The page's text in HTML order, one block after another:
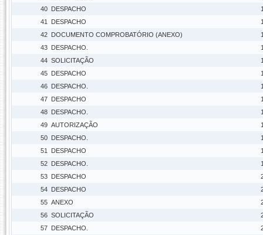
40 DESPACHO
41
DESPACHO
42 DOCUMENTO COMPROBATÓRIO (ANEXO)
43 DESPACHO.
44 SOLICITAÇÃO
45 DESPACHO
46 DESPACHO.
47 DESPACHO
48 DESPACHO.
49 AUTORIZAÇÃO
50 DESPACHO.
51
DESPACHO
52 DESPACHO.
53 DESPACHO
54 DESPACHO
55 ANEXO
56 SOLICITAÇÃO
57 DESPACHO.